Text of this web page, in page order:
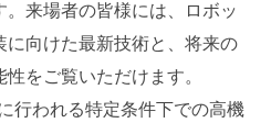
来場者の皆様には、ロボッ
に向けた最新技術と、将来の
性をご覧いただけます。
行われる特定条件下での高機